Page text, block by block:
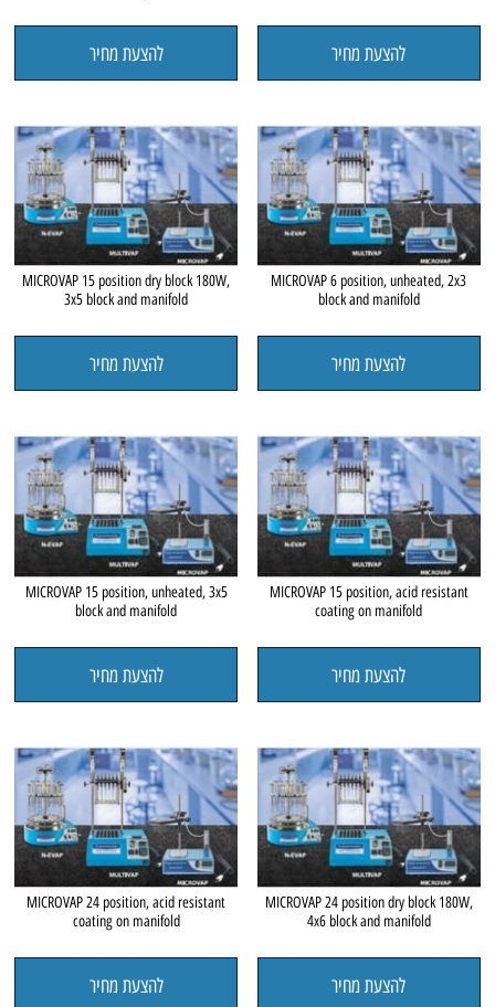
להצעת מחיר להצעת מחיר
MICROVAP 6 position, unheated, 2x3
block and manifold
להצעת מחיר
MICROVAP 15 position dry block 180W,
3x5 block and manifold
להצעת מחיר
MICROVAP 15 position, acid resistant
coating on manifold
להצעת מחיר
MICROVAP 15 position, unheated, 3x5
block and manifold
להצעת מחיר
MICROVAP 24 position dry block 180W,
4x6 block and manifold
להצעת מחיר
MICROVAP 24 position, acid resistant
coating on manifold
להצעת מחיר